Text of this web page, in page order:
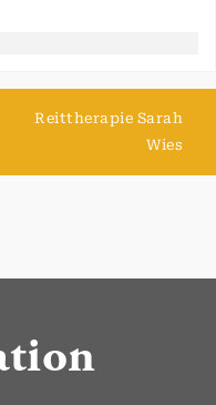
Reittherapie Sarah
Wies